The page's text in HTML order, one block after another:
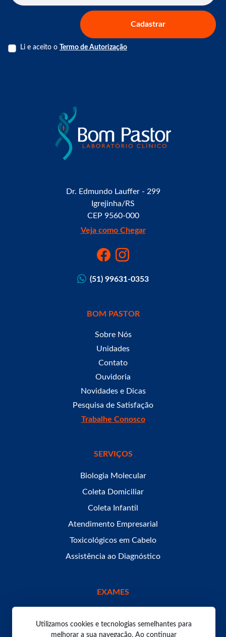
Cadastrar
Li e aceito o Termo de Autorização
Dr. Edmundo Lauffer - 299
Igrejinha/RS
CEP 9560-000
Veja como Chegar
(51) 99631-0353
BOM PASTOR
Sobre Nós
Unidades
Contato
Ouvidoria
Novidades e Dicas
Pesquisa de Satisfação
Trabalhe Conosco
SERVIÇOS
Biologia Molecular
Coleta Domiciliar
Coleta Infantil
Atendimento Empresarial
Toxicológicos em Cabelo
Assistência ao Diagnóstico
EXAMES
Utilizamos cookies e tecnologias semelhantes para
melhorar a sua navegação. Ao continuar